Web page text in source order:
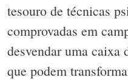
tesouro de técnicas
comprovadas em
desvendar uma caixa
que podem